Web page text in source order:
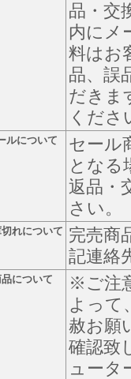
品・交
内にメ
料はお
品、誤
だきま
くださ
ルについて
セール
となる
返品・
さい。
れについて 完売商
記連絡
について
※ご注
よって
赦お願
確認致
ュータ